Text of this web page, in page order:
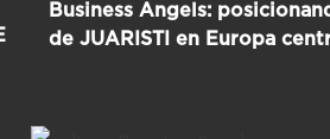
Business Angels:
de JUARISTI en Europa